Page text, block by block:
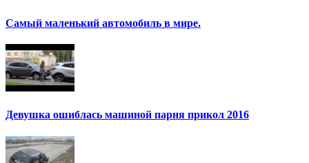
Самый маленький автомобиль в мире.
Девушка ошиблась машиной парня прикол 2016